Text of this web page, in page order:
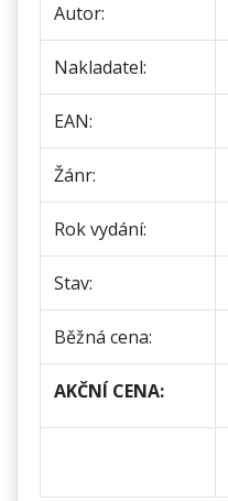
Autor:
Nakladatel:
EAN:
Žánr:
Rok vydání:
Stav:
Běžná cena:
AKČNÍ CENA: